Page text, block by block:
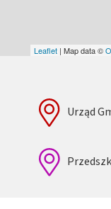
Leaflet | Map data ©
Urząd